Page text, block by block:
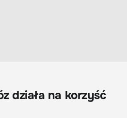
działa na korzyść